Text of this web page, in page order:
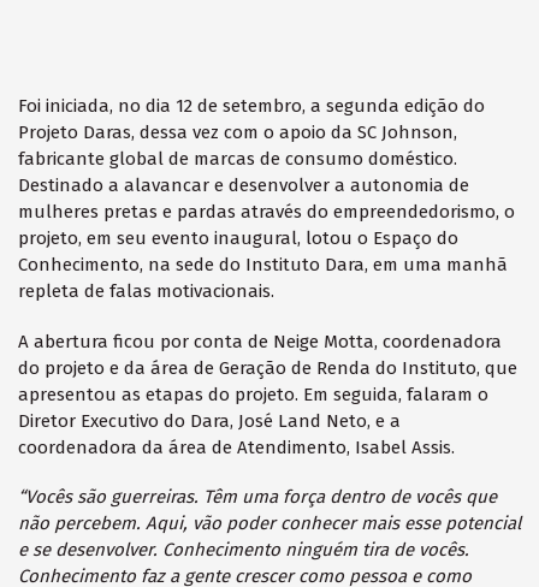
Foi iniciada, no dia 12 de setembro, a segunda edição do
Projeto Daras, dessa vez com o apoio da SC Johnson,
fabricante global de marcas de consumo doméstico.
Destinado a alavancar e desenvolver a autonomia de
mulheres pretas e pardas através do empreendedorismo, o
projeto, em seu evento inaugural, lotou o Espaço do
Conhecimento, na sede do Instituto Dara, em uma manhã
repleta de falas motivacionais.
A abertura ficou por conta de Neige Motta, coordenadora
do projeto e da área de Geração de Renda do Instituto, que
apresentou as etapas do projeto. Em seguida, falaram o
Diretor Executivo do Dara, José Land Neto, e a
coordenadora da área de Atendimento, Isabel Assis.
“Vocês são guerreiras. Têm uma força dentro de vocês que
não percebem. Aqui, vão poder conhecer mais esse potencial
e se desenvolver. Conhecimento ninguém tira de vocês.
Conhecimento faz a gente crescer como pessoa e como